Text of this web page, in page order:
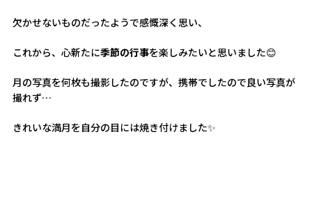
欠かせないものだったようで感慨深く思い、
これから、心新たに季節の行事を楽しみたいと思いました😊
月の写真を何枚も撮影したのですが、携帯でしたので良い写真が
撮れず…
きれいな満月を自分の目には焼き付けました✨